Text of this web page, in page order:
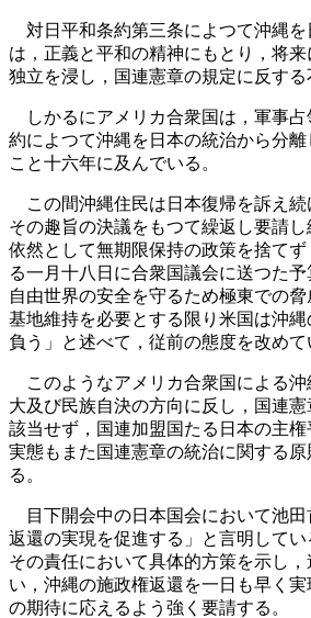
対日平和条約第三条によつて沖縄を
は，正義と平和の精神にもとり，将
独立を浸し，国連憲章の規定に反する
しかるにアメリカ合衆国は，軍事占
約によつて沖縄を日本の統治から分
こと十六年に及んでいる。
この間沖縄住民は日本復帰を訴え続
その趣旨の決議をもつて繰返し要請
依然として無期限保持の政策を捨て
る一月十八日に合衆国議会に送つた
自由世界の安全を守るため極東での
基地維持を必要とする限り米国は沖
負う」と述べて，従前の態度を改めて
このようなアメリカ合衆国による沖
大及び民族自決の方向に反し，国連
該当せず，国連加盟国たる日本の主
実態もまた国連憲章の統治に関する
る。
目下開会中の日本国会において池田
返還の実現を促進する」と言明して
その責任において具体的方策を示し
い，沖縄の施政権返還を一日も早く
の期待に応えるよう強く要請する。